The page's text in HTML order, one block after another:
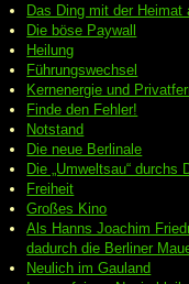
Das Ding mit der
Die böse Paywall
Heilung
Führungswechsel
Kernenergie und
Finde den Fehler!
Notstand
Die neue Berlinale
Die „Umweltsau“ durchs
Freiheit
Großes Kino
Als Hanns Joachim
dadurch die Berliner
Neulich im Gauland